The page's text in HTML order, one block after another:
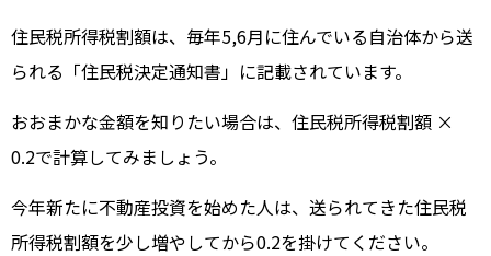
住民税所得税割額は、毎年5,6月に住んでいる自治体から送
られる「住民税決定通知書」に記載されています。
おおまかな金額を知りたい場合は、住民税所得税割額 ×
0.2で計算してみましょう。
今年新たに不動産投資を始めた人は、送られてきた住民税
所得税割額を少し増やしてから0.2を掛けてください。